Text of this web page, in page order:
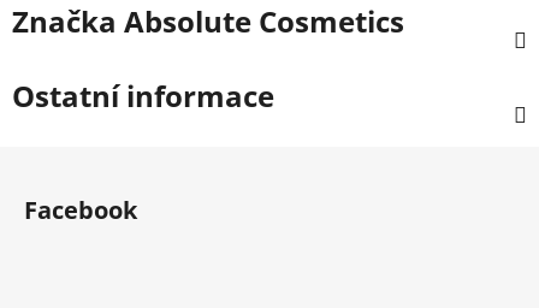
Značka Absolute Cosmetics
Ostatní informace
Facebook